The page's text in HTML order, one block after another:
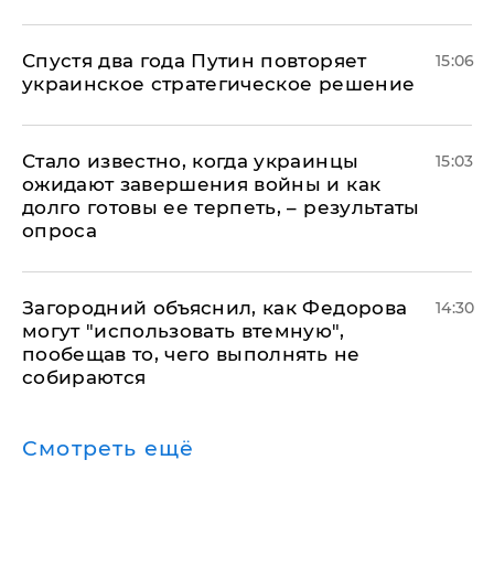
Спустя два года Путин повторяет
украинское стратегическое решение
15:06
Стало известно, когда украинцы
ожидают завершения войны и как
долго готовы ее терпеть, – результаты
опроса
15:03
Загородний объяснил, как Федорова
могут "использовать втемную",
пообещав то, чего выполнять не
собираются
14:30
Смотреть ещё